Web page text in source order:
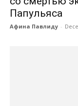
Папульяса
Афина Павлиду -